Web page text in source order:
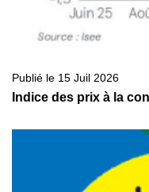
Publié le 15 Juil 2026
Indice des prix à la